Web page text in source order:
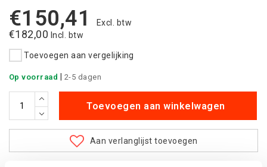
€150,41 Excl. btw
€182,00 Incl. btw
Toevoegen aan vergelijking
Op voorraad 2-5 dagen
Toevoegen aan winkelwagen
Aan verlanglijst toevoegen